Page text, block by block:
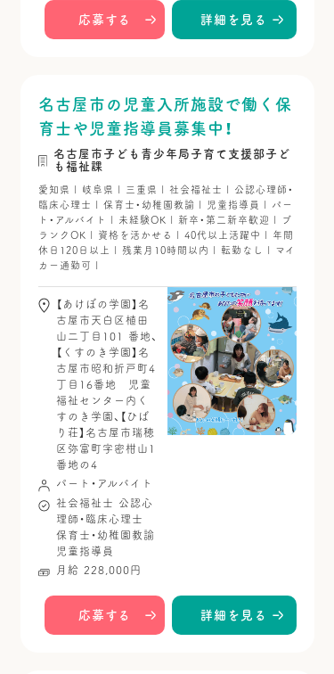
応募する 詳細を見る
名古屋市の児童入所施設で働く保
育士や児童指導員募集中！
名古屋市子ども青少年局子育て支援部子ど
も福祉課
愛知県 | 岐阜県 | 三重県 | 社会福祉士 | 公認心理師・
臨床心理士 | 保育士・幼稚園教諭 | 児童指導員 | パー
ト・アルバイト | 未経験OK | 新卒・第二新卒歓迎 | ブ
ランクOK | 資格を活かせる | 40代以上活躍中 | 年間
休日120日以上 | 残業月10時間以内 | 転勤なし | マイ
カー通勤可 |
【あけぼの学園】名
古屋市天白区植田
山二丁目101 番地、
【くすのき学園】名
古屋市昭和折戸町4
丁目16番地 児童
福祉センター内く
すのき学園、【ひば
り荘】名古屋市瑞穂
区弥富町字密柑山1
番地の4
パート・アルバイト
社会福祉士
公認心
理師・臨床心理士
保育士・幼稚園教諭
児童指導員
月給 228,000円
応募する 詳細を見る